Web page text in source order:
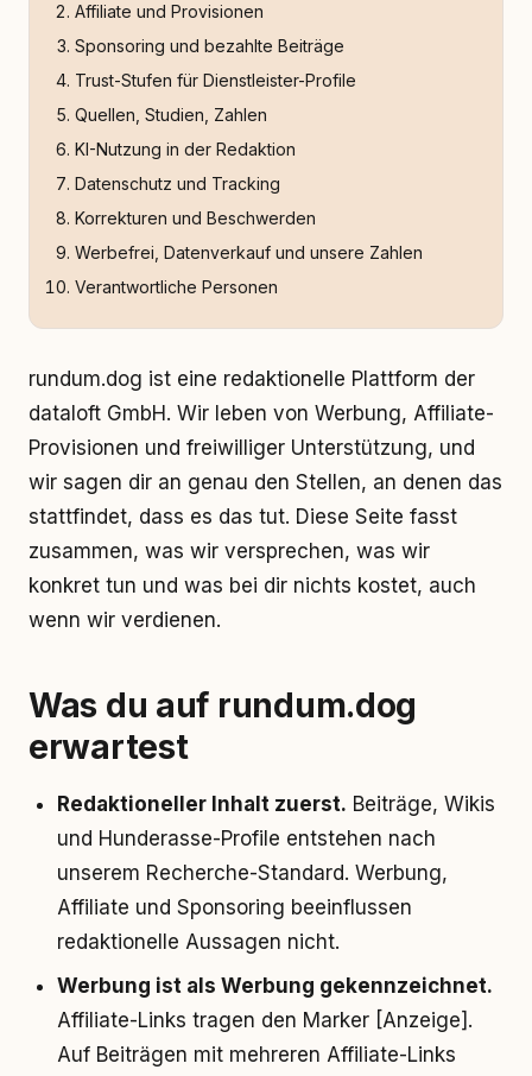
Affiliate und Provisionen
Sponsoring und bezahlte Beiträge
Trust-Stufen für Dienstleister-Profile
Quellen, Studien, Zahlen
KI-Nutzung in der Redaktion
Datenschutz und Tracking
Korrekturen und Beschwerden
Werbefrei, Datenverkauf und unsere Zahlen
Verantwortliche Personen
rundum.dog ist eine redaktionelle Plattform der
dataloft GmbH. Wir leben von Werbung, Affiliate-
Provisionen und freiwilliger Unterstützung, und
wir sagen dir an genau den Stellen, an denen das
stattfindet, dass es das tut. Diese Seite fasst
zusammen, was wir versprechen, was wir
konkret tun und was bei dir nichts kostet, auch
wenn wir verdienen.
Was du auf rundum.dog
erwartest
Redaktioneller Inhalt zuerst. Beiträge, Wikis
und Hunderasse-Profile entstehen nach
unserem Recherche-Standard. Werbung,
Affiliate und Sponsoring beeinflussen
redaktionelle Aussagen nicht.
Werbung ist als Werbung gekennzeichnet.
Affiliate-Links tragen den Marker [Anzeige].
Auf Beiträgen mit mehreren Affiliate-Links